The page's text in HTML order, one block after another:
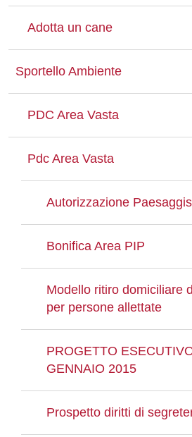
su
Adotta un cane
Sportello Ambiente
PDC Area Vasta
Pdc Area Vasta
Autorizzazione
Bonifica Area PIP
Modello ritiro domiciliare
per persone allettate
PROGETTO
GENNAIO 2015
Prospetto diritti di